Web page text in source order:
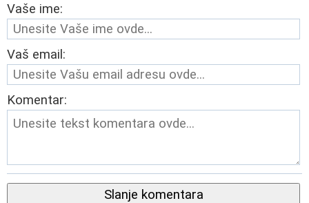
Vaše ime:
Vaš email:
Komentar:
Slanje komentara